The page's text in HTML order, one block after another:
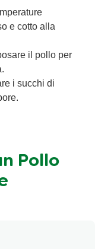
e cotto alla
il pollo per
i succhi di
Pollo